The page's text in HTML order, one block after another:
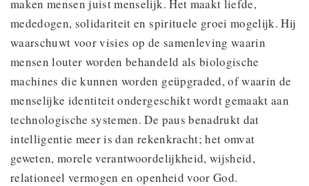
maken mensen juist menselijk. Het maakt liefde,
mededogen, solidariteit en spirituele groei mogelijk. Hij
waarschuwt voor visies op de samenleving waarin
mensen louter worden behandeld als biologische
machines die kunnen worden geüpgraded, of waarin de
menselijke identiteit ondergeschikt wordt gemaakt aan
technologische systemen. De paus benadrukt dat
intelligentie meer is dan rekenkracht; het omvat
geweten, morele verantwoordelijkheid, wijsheid,
relationeel vermogen en openheid voor God.